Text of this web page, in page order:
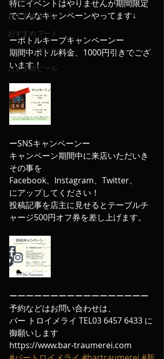
おすすめワイン
おすすめフード
ライブ、コンサート
おすすめビール
特にイベントはやりませんが期間限定
でこんなキャンペーンやってます↓
ーボトルキープキャンペーンー
期間中ボトル料金、1000円引きでござ
います！
ーSNSキャンペーンー
キャンペーン期間中に来店いただいき
その事を
Facebook、Instagram、Twitter、
にアップしてください！
投稿記事を店主に見せるとテーブルチ
ャージ500円オフ券を差し上げます。
ーーーーーーーーーーーーーーーーー
予約などはお問い合わせは、
バー トロイメライ TEL03 6457 6433 に
御願いします
https://www.bar-traumerei.com